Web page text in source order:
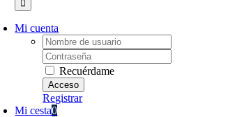
Mi cuenta
Username:
Password:
Recuérdame
Registrar
Mi cesta0